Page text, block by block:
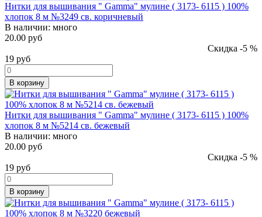
Нитки для вышивания " Gamma" мулине ( 3173- 6115 ) 100%
хлопок 8 м №3249 св. коричневый
В наличии: много
20.00 руб
Скидка -5 %
19 руб
В корзину
Нитки для вышивания " Gamma" мулине ( 3173- 6115 ) 100%
хлопок 8 м №5214 св. бежевый
В наличии: много
20.00 руб
Скидка -5 %
19 руб
В корзину